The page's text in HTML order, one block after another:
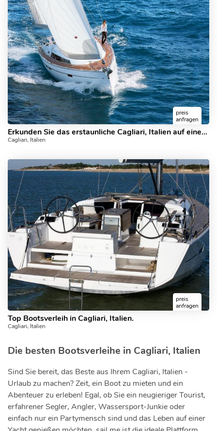
preis
anfragen
Erkunden Sie das erstaunliche Cagliari, Italien auf einem Mietsegelboot und entdecken Sie das Segeln
Cagliari, Italien
preis
anfragen
Top Bootsverleih in Cagliari, Italien.
Cagliari, Italien
Die besten Bootsverleihe in Cagliari, Italien
Sind Sie bereit, das Beste aus Ihrem Cagliari, Italien -
Urlaub zu machen? Zeit, ein Boot zu mieten und ein
Abenteuer zu erleben! Egal, ob Sie ein neugieriger Tourist,
erfahrener Segler, Angler, Wassersport-Junkie oder
einfach nur ein Partymensch sind und das Leben auf einer